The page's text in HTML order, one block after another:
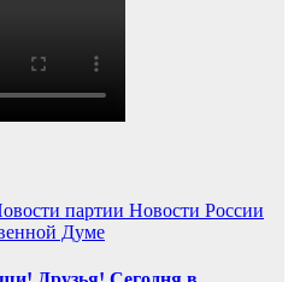
партии Новости России
Думе